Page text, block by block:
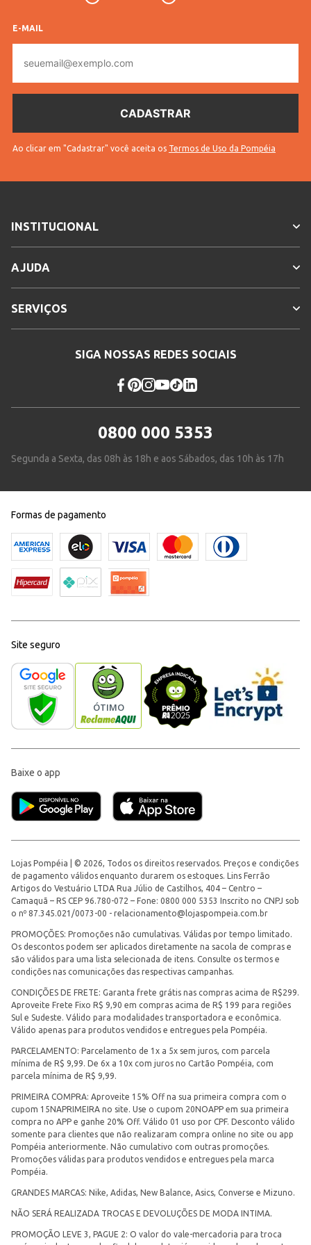
E-MAIL
mail
Ao clicar em "Cadastrar" você aceita os Termos de Uso da Pompéia
INSTITUCIONAL
AJUDA
SERVIÇOS
SIGA NOSSAS REDES SOCIAIS
0800 000 5353
Segunda a Sexta, das 08h às 18h e aos Sábados, das 10h às 17h
Formas de pagamento
Site seguro
Baixe o app
Lojas Pompéia | © 2026, Todos os direitos reservados. Preços e condições
de pagamento válidos enquanto durarem os estoques. Lins Ferrão
Artigos do Vestuário LTDA Rua Júlio de Castilhos, 404 – Centro –
Camaquã – RS CEP 96.780-072 – Fone: 0800 000 5353 Inscrito no CNPJ sob
o nº 87.345.021/0073-00 - relacionamento@lojaspompeia.com.br
PROMOÇÕES: Promoções não cumulativas. Válidas por tempo limitado.
Os descontos podem ser aplicados diretamente na sacola de compras e
são válidos para uma lista selecionada de itens. Consulte os termos e
condições nas comunicações das respectivas campanhas.
CONDIÇÕES DE FRETE: Garanta frete grátis nas compras acima de R$299.
Aproveite Frete Fixo R$ 9,90 em compras acima de R$ 199 para regiões
Sul e Sudeste. Válido para modalidades transportadora e econômica.
Válido apenas para produtos vendidos e entregues pela Pompéia.
PARCELAMENTO: Parcelamento de 1x a 5x sem juros, com parcela
mínima de R$ 9,99. De 6x a 10x com juros no Cartão Pompéia, com
parcela mínima de R$ 9,99.
PRIMEIRA COMPRA: Aproveite 15% Off na sua primeira compra com o
cupom 15NAPRIMEIRA no site. Use o cupom 20NOAPP em sua primeira
compra no APP e ganhe 20% Off. Válido 01 uso por CPF. Desconto válido
somente para clientes que não realizaram compra online no site ou app
Pompéia anteriormente. Não cumulativo com outras promoções.
Promoções válidas para produtos vendidos e entregues pela marca
Pompéia.
GRANDES MARCAS: Nike, Adidas, New Balance, Asics, Converse e Mizuno.
NÃO SERÁ REALIZADA TROCAS E DEVOLUÇÕES DE MODA INTIMA.
PROMOÇÃO LEVE 3, PAGUE 2: O valor do vale-mercadoria para troca